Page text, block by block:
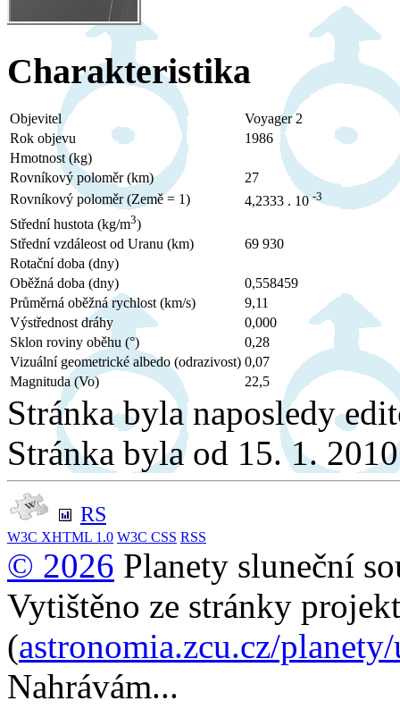
Charakteristika
Objevitel
Voyager 2
Rok objevu
1986
Hmotnost (kg)
Rovníkový poloměr (km)
27
Rovníkový poloměr (Země = 1)
4,2333 . 10-3
Střední hustota (kg/m3)
Střední vzdáleost od Uranu (km)
69 930
Rotační doba (dny)
Oběžná doba (dny)
0,558459
Průměrná oběžná rychlost (km/s)
9,11
Výstřednost dráhy
0,000
Sklon roviny oběhu (°)
0,28
Vizuální geometrické albedo (odrazivost) 0,07
Magnituda (Vo)
22,5
Stránka byla naposledy
Stránka byla od 15. 1.
RS
W3C XHTML 1.0 W3C CSS RSS
© 2026 Planety sluneční
Vytištěno ze stránky
(astronomia.zcu.cz/
Nahrávám...